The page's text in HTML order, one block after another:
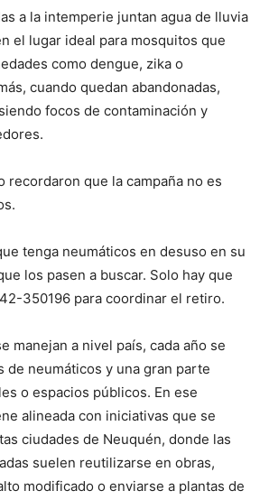
a la intemperie juntan agua de lluvia
el lugar ideal para mosquitos que
como dengue, zika o
cuando quedan abandonadas,
focos de contaminación y
recordaron que la campaña no es
tenga neumáticos en desuso en su
los pasen a buscar. Solo hay que
350196 para coordinar el retiro.
manejan a nivel país, cada año se
de neumáticos y una gran parte
o espacios públicos. En ese
alineada con iniciativas que se
ciudades de Neuquén, donde las
suelen reutilizarse en obras,
modificado o enviarse a plantas de